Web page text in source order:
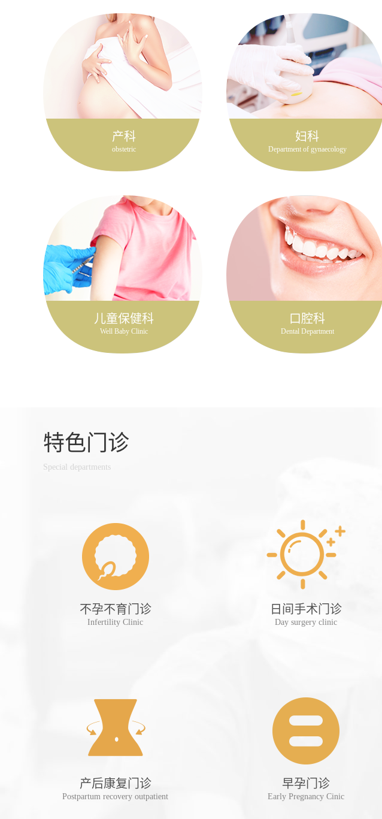
产科
obstetric
妇科
Department of gynaecology
儿童保健科
Well Baby Clinic
口腔科
Dental Department
特色门诊
Special departments
不孕不育门诊
Infertility Clinic
日间手术门诊
Day surgery clinic
产后康复门诊
Postpartum recovery outpatient
早孕门诊
Early Pregnancy Cinic